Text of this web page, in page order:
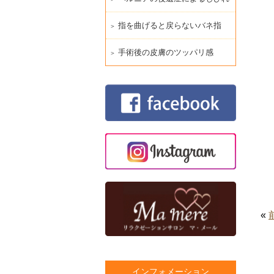
«
指を曲げると戻らないバネ指
手術後の皮膚のツッパリ感
インフォメーション